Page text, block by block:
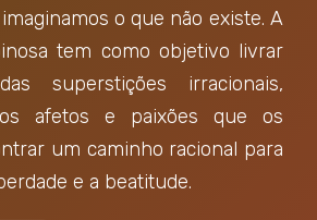
o que não existe. A
tem como objetivo livrar
superstições irracionais,
afetos e paixões que os
um caminho racional para
e a beatitude.